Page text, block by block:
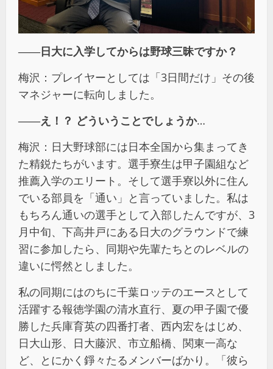
――日大に入学してからは野球三昧ですか？
梅沢：プレイヤーとしては「3日間だけ」その後
マネジャーに転向しました。
――え！？ どういうことでしょうか…
梅沢：日大野球部には日本全国から集まってき
た精鋭たちがいます。選手寮生は甲子園組など
推薦入学のエリート。そして選手寮以外に住ん
でいる部員を「通い」と言っていました。私は
もちろん通いの選手として入部したんですが、3
月中旬、下高井戸にある日大のグラウンドで練
習に参加したら、同期や先輩たちとのレベルの
違いに愕然としました。
私の同期にはのちに千葉ロッテのエースとして
活躍する報徳学園の清水直行、夏の甲子園で優
勝した兵庫育英の四番打者、西内宏をはじめ、
日大山形、日大藤沢、市立船橋、関東一高な
ど、とにかく錚々たるメンバーばかり。「彼ら